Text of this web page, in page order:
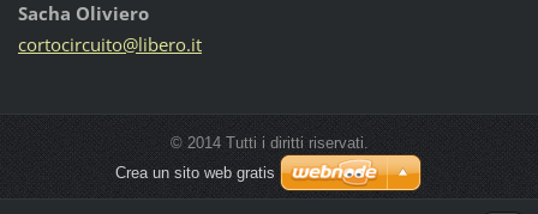
Sacha Oliviero
cortocircuito@libero.it
© 2014 Tutti i diritti riservati.
Crea un sito web gratis